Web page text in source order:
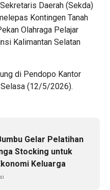
Daerah (Sekda)
Kontingen Tanah
Olahraga Pelajar
Kalimantan Selatan
di Pendopo Kantor
Selasa (12/5/2026).
Gelar Pelatihan
Stocking untuk
Keluarga